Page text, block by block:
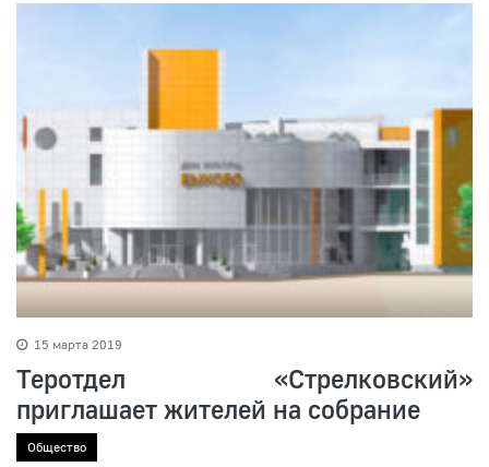
15 марта 2019
Теротдел «Стрелковский»
приглашает жителей на собрание
Общество